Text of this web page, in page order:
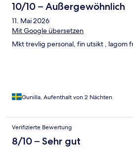
10/10 – Außergewöhnlich
11. Mai 2026
Mit Google übersetzen
Mkt trevlig personal, fin utsikt , lagom
Gunilla, Aufenthalt von 2 Nächten
Verifizierte Bewertung
8/10 – Sehr gut